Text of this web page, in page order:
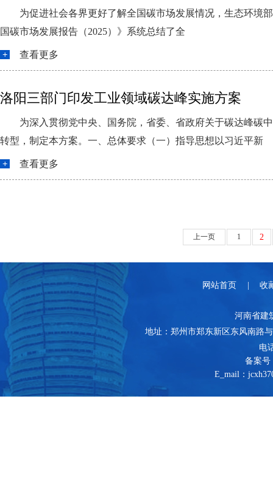
为促进社会各界更好了解全国碳市场发展情况，生态环境
国碳市场发展报告（2025）》系统总结了全
查看更多
洛阳三部门印发工业领域碳达峰实施方案
为深入贯彻党中央、国务院，省委、省政府关于碳达峰碳
转型，制定本方案。一、总体要求（一）指导思想以习近平新
查看更多
上一页 1 2